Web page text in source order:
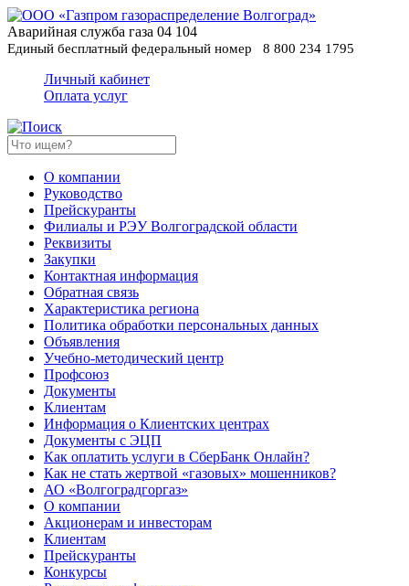
Аварийная служба газа 04 104
Единый бесплатный федеральный номер
8 800 234 1795
Личный кабинет
Оплата услуг
О компании
Руководство
Прейскуранты
Филиалы и РЭУ Волгоградской области
Реквизиты
Закупки
Контактная информация
Обратная связь
Характеристика региона
Политика обработки персональных данных
Oбъявления
Учебно-методический центр
Профсоюз
Документы
Клиентам
Информация о Клиентских центрах
Документы с ЭЦП
Как оплатить услуги в СберБанк Онлайн?
Как не стать жертвой «газовых» мошенников?
АО «Волгоградгоргаз»
О компании
Акционерам и инвесторам
Клиентам
Прейскуранты
Конкурсы